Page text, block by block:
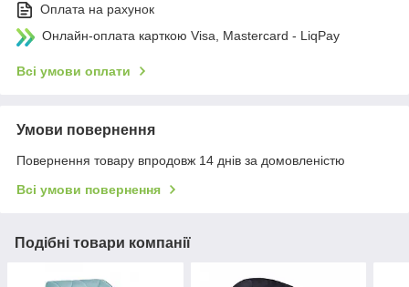
Оплата на рахунок
Онлайн-оплата карткою Visa, Mastercard - LiqPay
Всі умови оплати
Умови повернення
Повернення товару впродовж 14 днів за домовленістю
Всі умови повернення
Подібні товари компанії